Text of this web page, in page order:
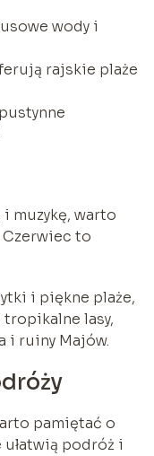
wody i
rajskie plaże
muzykę, warto
to
i piękne plaże,
lasy,
i ruiny Majów.
pamiętać o
podróż i